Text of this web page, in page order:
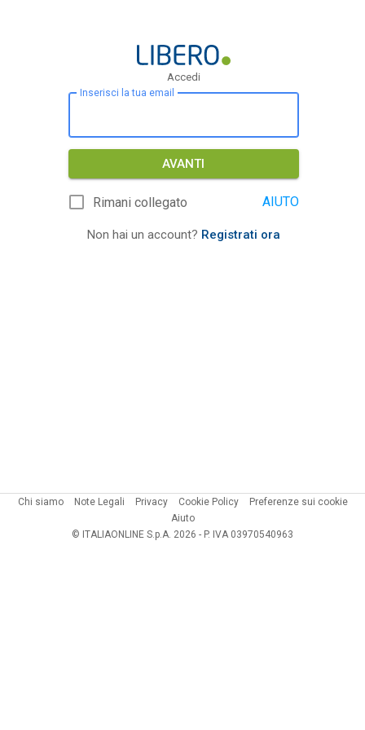
Accedi
Inserisci la tua email
AVANTI
Rimani collegato AIUTO
Non hai un account? Registrati ora
Chi siamo Note Legali Privacy Cookie Policy
Preferenze sui cookie
Aiuto
© ITALIAONLINE S.p.A. 2026 - P. IVA 03970540963